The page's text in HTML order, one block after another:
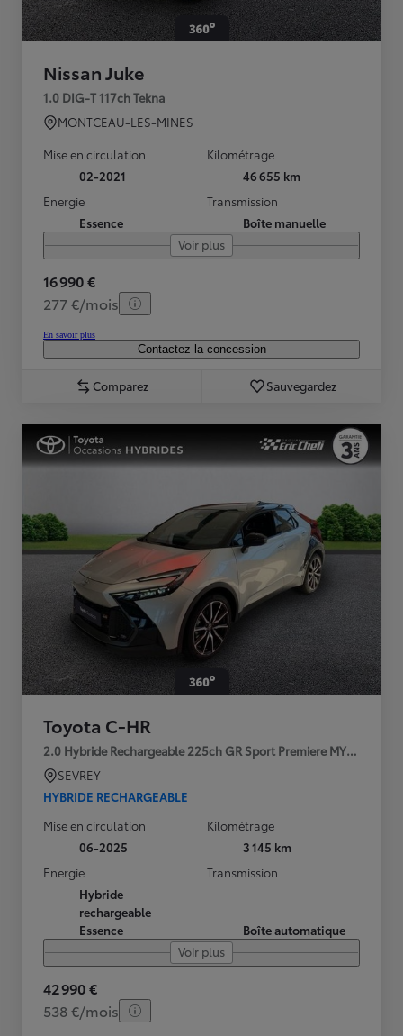
Nissan Juke
1.0 DIG-T 117ch Tekna
MONTCEAU-LES-MINES
Mise en circulation
02-2021
Kilométrage
46 655 km
Energie
Essence
Transmission
Boîte manuelle
Voir plus
16 990 €
277 €/mois
En savoir plus
Contactez la concession
Comparez Sauvegardez
Toyota C-HR
2.0 Hybride Rechargeable 225ch GR Sport Premiere MY25
SEVREY
HYBRIDE RECHARGEABLE
Mise en circulation
06-2025
Kilométrage
3 145 km
Energie
Hybride
rechargeable
Essence
Transmission
Boîte automatique
Voir plus
42 990 €
538 €/mois